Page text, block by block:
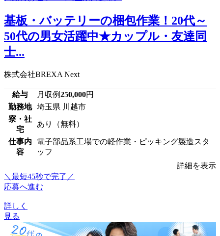
基板・バッテリーの梱包作業！20代～
50代の男女活躍中★カップル・友達同
士...
株式会社BREXA Next
給与 月収例250,000円
勤務地 埼玉県 川越市
寮・社
宅
あり（無料）
仕事内
容
電子部品系工場での軽作業・ピッキング製造スタ
ッフ
詳細を表示
＼最短45秒で完了／
応募へ進む
詳しく
見る